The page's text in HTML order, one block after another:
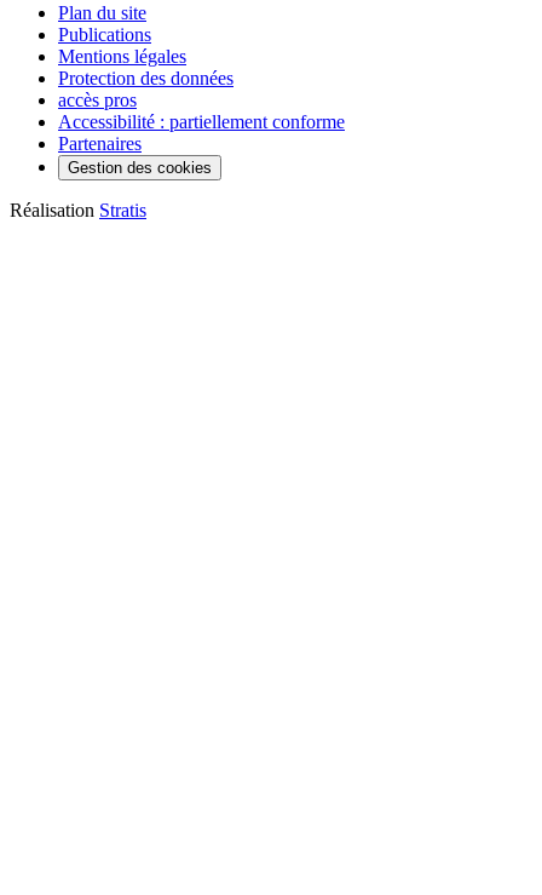
Plan du site
Publications
Mentions légales
Protection des données
accès pros
Accessibilité : partiellement conforme
Partenaires
Gestion des cookies
Réalisation Stratis